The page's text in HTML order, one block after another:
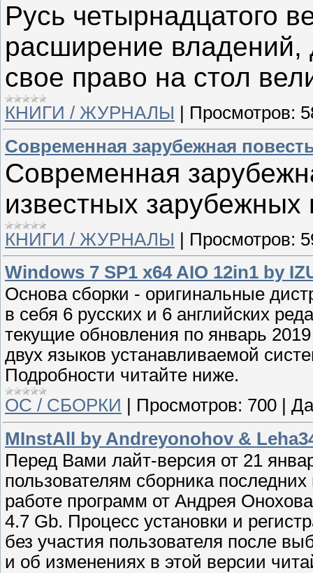
Русь четырнадцатого
расширение владений,
свое право на стол
КНИГИ / ЖУРНАЛЫ Просмотров:
Современная зарубежная
Современная
известных зарубежных
КНИГИ / ЖУРНАЛЫ Просмотров:
Windows 7 SP1 x64 AIO 12in1 by
Основа сборки - оригинальные
в себя 6 русских и 6 английских
текущие обновления по январь
двух языков устанавливаемой
Подробности читайте ниже.
ОС / СБОРКИ
Просмотров: 700
MInstAll by Andreyonohov &
Перед Вами лайт-версия от 21
пользователям сборника
работе программ от Андрея
4.7 Gb. Процесс установки и
без участия пользователя после
и об изменениях в этой версии